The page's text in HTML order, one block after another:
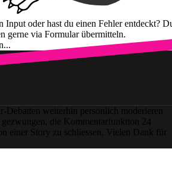
Input oder hast du einen Fehler entdeckt?
gerne via Formular übermitteln.
weiterhin persönlich moderieren
gezwungen, die Kommentarfunktion 24
einer Story zu schliessen. Vielen Dank für